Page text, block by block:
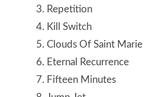
Repetition
Kill Switch
Clouds Of Saint Marie
Eternal Recurrence
Fifteen Minutes